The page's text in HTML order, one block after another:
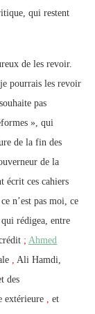
qui restent
de les revoir.
pourrais les revoir
pas
», qui
de la fin des
de la
écrit ces cahiers
n’est pas moi, ce
rédigea, entre
; Ahmed
Ali Hamdi,
des
extérieure
et